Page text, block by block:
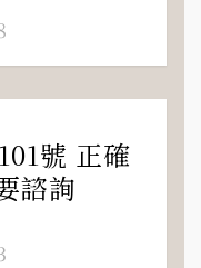
號 正確
諮詢